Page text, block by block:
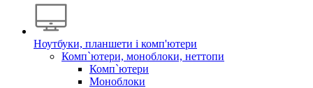
Ноутбуки, планшети і комп'ютери
Комп`ютери, моноблоки, неттопи
Комп`ютери
Моноблоки